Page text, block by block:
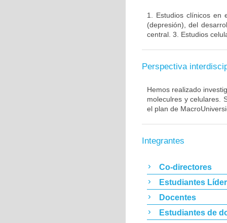
1. Estudios clínicos en
(depresión), del
central. 3. Estudios
Perspectiva
Hemos realizado
moleculres y celulares.
el plan de
Integrantes
Co-directores
Estudiantes
Docentes
Estudiantes de